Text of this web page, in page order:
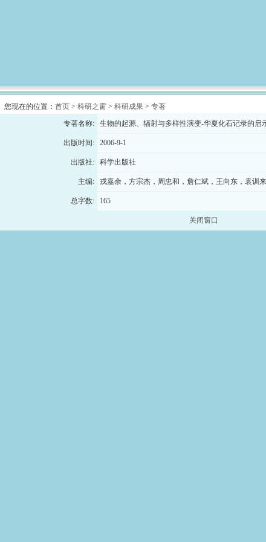
您现在的位置： 首页> 科研之窗> 科研成果> 专著
专著名称:
生物的起源、辐射与多样性演变-华夏化石记录的启
出版时间: 2006-9-1
出版社: 科学出版社
主编: 戎嘉余，方宗杰，周忠和，詹仁斌，王向东，袁训来
总字数: 165
关闭窗口